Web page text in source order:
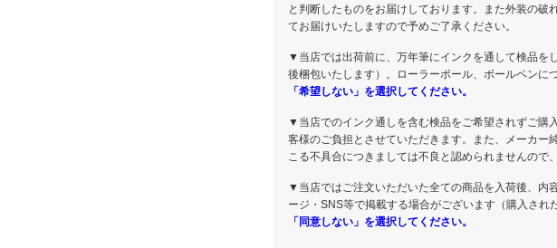
と判断したものをお届けしております。また外装の
てお届けいたしますので予めご了承ください。
▼当店では出荷前に、万年筆にインクを通して検品を
後梱包いたします）。ローラーボール、ボールペンに
「希望しない」を選択してください。
▼当店でのインク通しを含む検品をご希望されずご購
客様のご負担とさせていただきます。また、メーカー
こる不具合につきましては不良と認められませんので
▼当店ではご注文いただいた全ての商品を入荷後、内
ージ・SNS等で掲載する場合がございます（購入され
「同意しない」を選択してください。